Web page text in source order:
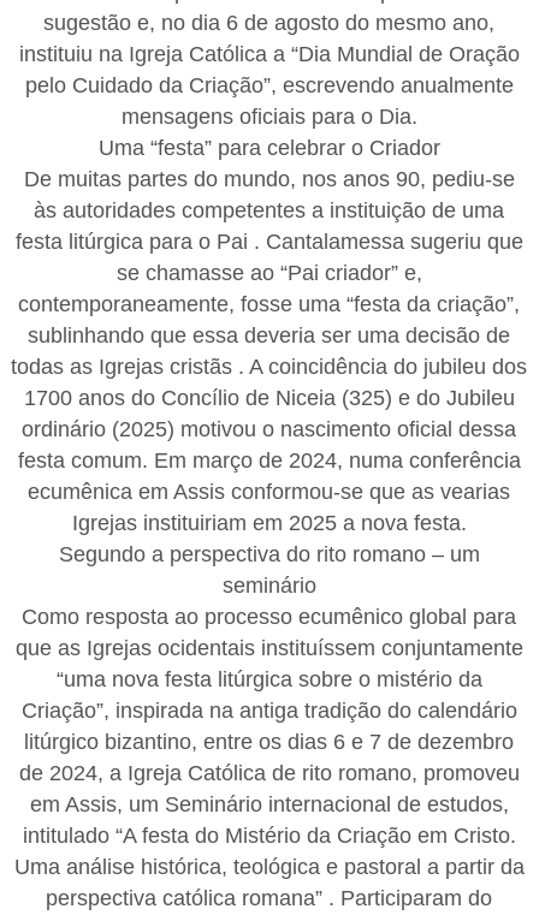
sugestão e, no dia 6 de agosto do mesmo ano,
instituiu na Igreja Católica a “Dia Mundial de Oração
pelo Cuidado da Criação”, escrevendo anualmente
mensagens oficiais para o Dia.
Uma “festa” para celebrar o Criador
De muitas partes do mundo, nos anos 90, pediu-se
às autoridades competentes a instituição de uma
festa litúrgica para o Pai . Cantalamessa sugeriu que
se chamasse ao “Pai criador” e,
contemporaneamente, fosse uma “festa da criação”,
sublinhando que essa deveria ser uma decisão de
todas as Igrejas cristãs . A coincidência do jubileu dos
1700 anos do Concílio de Niceia (325) e do Jubileu
ordinário (2025) motivou o nascimento oficial dessa
festa comum. Em março de 2024, numa conferência
ecumênica em Assis conformou-se que as vearias
Igrejas instituiriam em 2025 a nova festa.
Segundo a perspectiva do rito romano – um
seminário
Como resposta ao processo ecumênico global para
que as Igrejas ocidentais instituíssem conjuntamente
“uma nova festa litúrgica sobre o mistério da
Criação”, inspirada na antiga tradição do calendário
litúrgico bizantino, entre os dias 6 e 7 de dezembro
de 2024, a Igreja Católica de rito romano, promoveu
em Assis, um Seminário internacional de estudos,
intitulado “A festa do Mistério da Criação em Cristo.
Uma análise histórica, teológica e pastoral a partir da
perspectiva católica romana” . Participaram do